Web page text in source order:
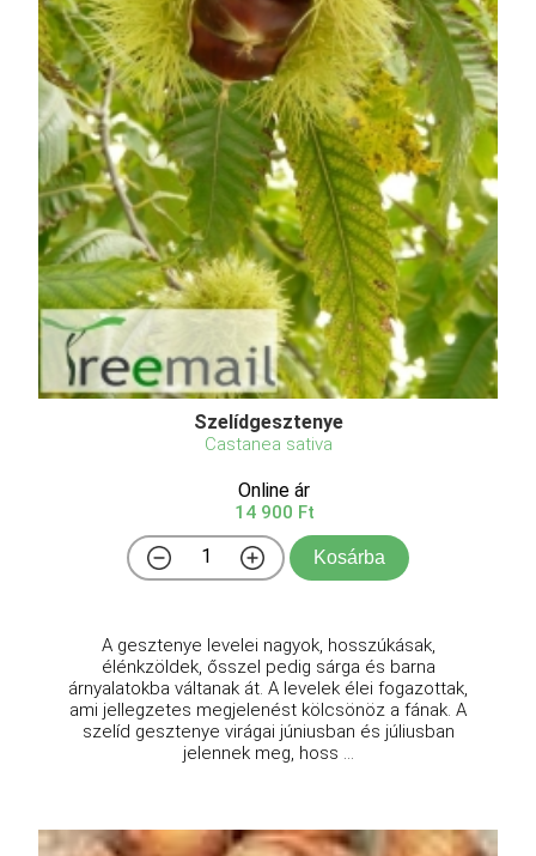
Szelídgesztenye
Castanea sativa
Online ár
14 900 Ft
Kosárba
A gesztenye levelei nagyok, hosszúkásak,
élénkzöldek, ősszel pedig sárga és barna
árnyalatokba váltanak át. A levelek élei fogazottak,
ami jellegzetes megjelenést kölcsönöz a fának. A
szelíd gesztenye virágai júniusban és júliusban
jelennek meg, hoss ...